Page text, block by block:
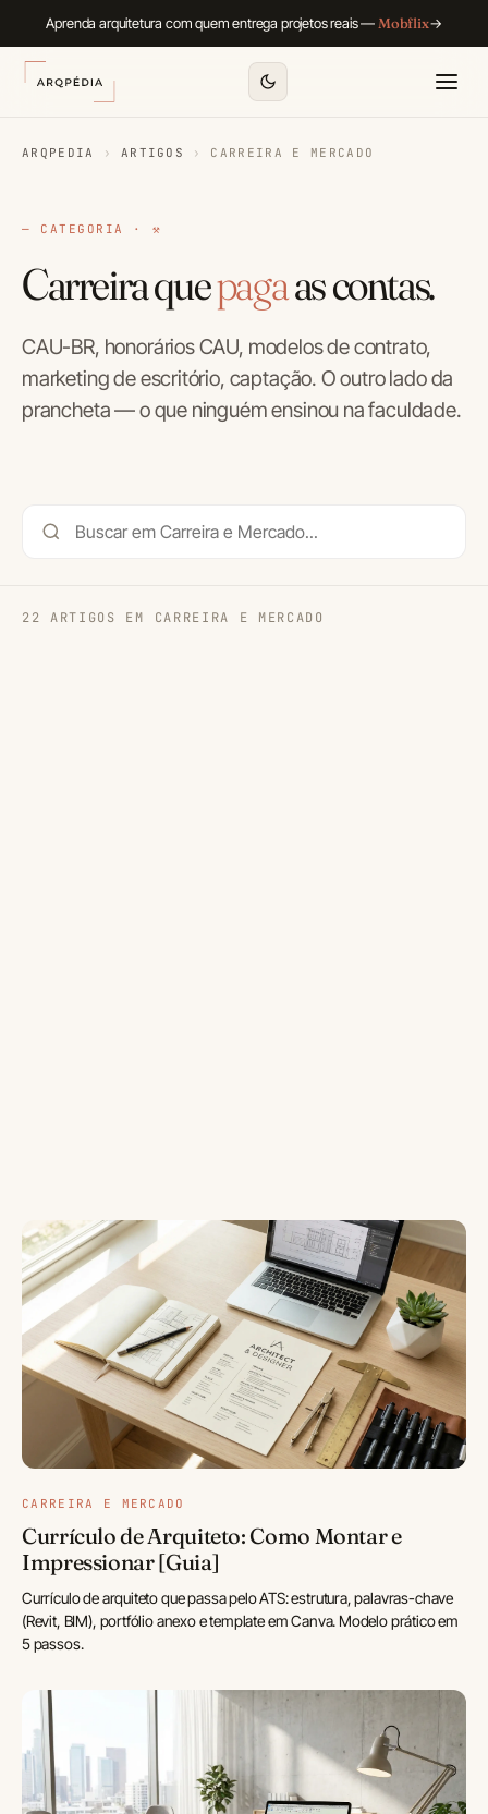
Aprenda arquitetura com quem entrega projetos reais — Mobflix→
ARQPEDIA › ARTIGOS › CARREIRA E MERCADO
— CATEGORIA · ⚒
Carreira quepagaas contas.
CAU-BR, honorários CAU, modelos de contrato,
marketing de escritório, captação. O outro lado da
prancheta — o que ninguém ensinou na faculdade.
22 ARTIGOS EM CARREIRA E MERCADO
CARREIRA E MERCADO
Currículo de Arquiteto: Como Montar e
Impressionar [Guia]
Currículo de arquiteto que passa pelo ATS: estrutura, palavras-chave
(Revit, BIM), portfólio anexo e template em Canva. Modelo prático em
5 passos.